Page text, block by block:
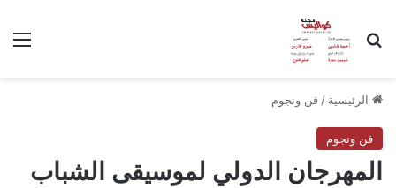
بحث عن
الرئيسية / فن ونجوم
فن ونجوم
المهرجان الدولي لموسيقى الشباب